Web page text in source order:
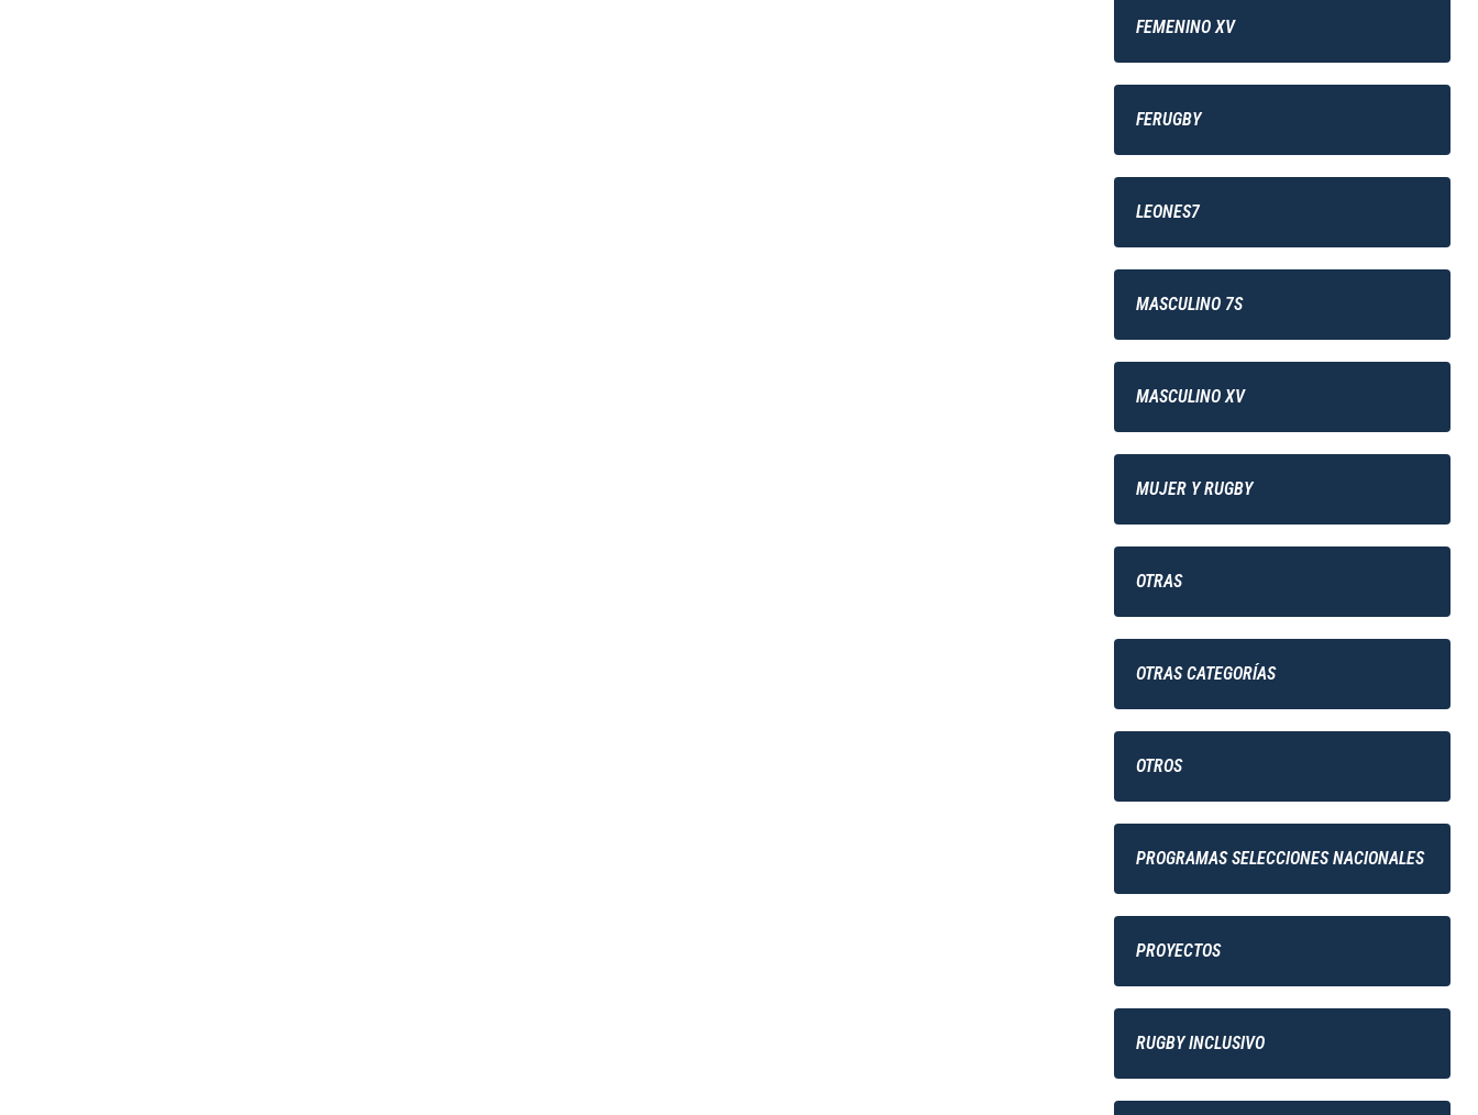
FEMENINO XV
FERUGBY
LEONES7
MASCULINO 7S
MASCULINO XV
MUJER Y RUGBY
OTRAS
OTRAS CATEGORÍAS
OTROS
PROGRAMAS SELECCIONES NACIONALES
PROYECTOS
RUGBY INCLUSIVO